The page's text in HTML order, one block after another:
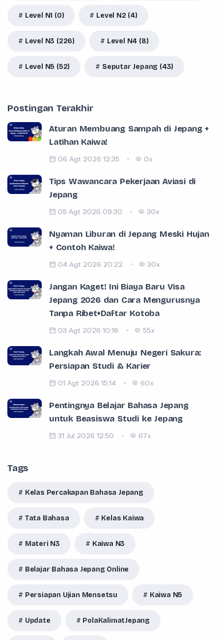
Level N1 (0) Level N2 (4)
Level N3 (226) Level N4 (8)
Level N5 (52) Seputar Jepang (43)
Postingan Terakhir
Aturan Membuang Sampah di Jepang +
Latihan Kaiwa!
06 Agt 2026 12:35 0x
Tips Wawancara Pekerjaan Aviasi di
Jepang
05 Agt 2026 09:30 30x
Nyaman Liburan di Jepang Meski Hujan
+ Contoh Kaiwa!
04 Agt 2026 20:22 30x
Jangan Kaget! Ini Biaya Baru Visa
Jepang 2026 dan Cara Mengurusnya
Tanpa Ribet+Daftar Kotoba
03 Agt 2026 10:18 55x
Langkah Awal Menuju Negeri Sakura:
Persiapan Studi & Karier
01 Agt 2026 15:14 60x
Pentingnya Belajar Bahasa Jepang
untuk Beasiswa Studi ke Jepang
31 Jul 2026 12:50 67x
Tags
Kelas Percakapan Bahasa Jepang
Tata Bahasa Kelas Kaiwa
Materi N3 Kaiwa N3
Belajar Bahasa Jepang Online
Persiapan Ujian Mensetsu Kaiwa N5
Update PolaKalimatJepang